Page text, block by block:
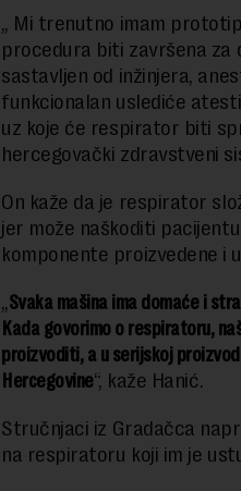
„ Mi trenutno imam
procedura biti završena za
sastavljen od inžinjera,
funkcionalan uslediće
uz koje će respirator biti
hercegovački zdravstveni
On kaže da je respirator
jer može naškoditi
komponente proizvedene i
„Svaka mašina ima domaće i
Kada govorimo o respiratoru,
proizvoditi, a u serijskoj
Hercegovine“, kaže Hanić.
Stručnjaci iz Gradačca
na respiratoru koji im je